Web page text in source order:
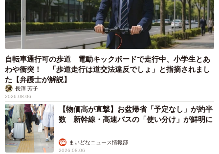
自転車通行可の歩道 電動キックボードで走行中、小学生とあ
わや衝突！ 「歩道走行は道交法違反でしょ」と指摘されまし
た【弁護士が解説】
長澤 芳子
2026.08.06
【物価高が直撃】お盆帰省「予定なし」が約半
数 新幹線・高速バスの「使い分け」が鮮明に
まいどなニュース情報部
2026.08.06